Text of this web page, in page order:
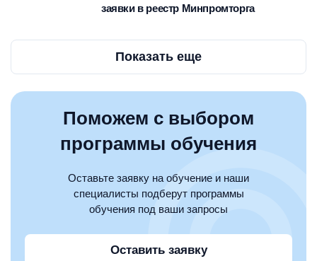
заявки в реестр Минпромторга
Показать еще
Поможем с выбором
программы обучения
Оставьте заявку на обучение и наши
специалисты подберут программы
обучения под ваши запросы
Оставить заявку